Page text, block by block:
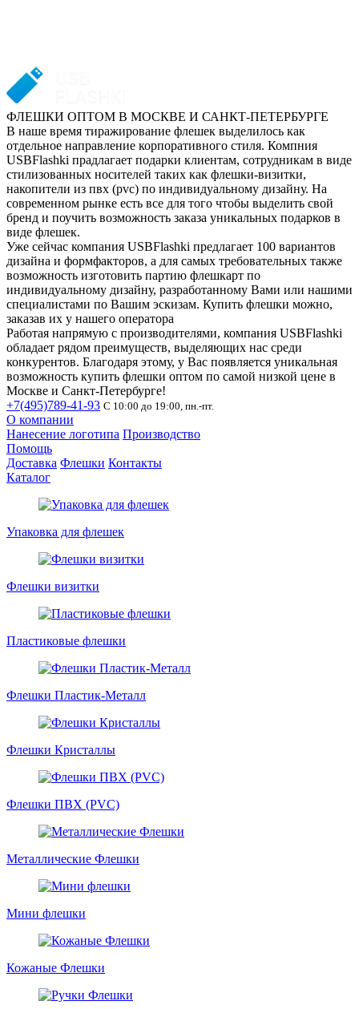
ФЛЕШКИ ОПТОМ В МОСКВЕ И САНКТ-ПЕТЕРБУРГЕ
В наше время тиражирование флешек выделилось как
отдельное направление корпоративного стиля. Компния
USBFlashki прадлагает подарки клиентам, сотрудникам в виде
стилизованных носителей таких как флешки-визитки,
накопители из пвх (pvc) по индивидуальному дизайну. На
современном рынке есть все для того чтобы выделить свой
бренд и поучить возможность заказа уникальных подарков в
виде флешек.
Уже сейчас компания USBFlashki предлагает 100 вариантов
дизайна и формфакторов, а для самых требовательных также
возможность изготовить партию флешкарт по
индивидуальному дизайну, разработанному Вами или нашими
специалистами по Вашим эскизам. Купить флешки можно,
заказав их у нашего оператора
Работая напрямую с производителями, компания USBFlashki
обладает рядом преимуществ, выделяющих нас среди
конкурентов. Благодаря этому, у Вас появляется уникальная
возможность купить флешки оптом по самой низкой цене в
Москве и Санкт-Петербурге!
+7(495)789-41-93 С 10:00 до 19:00, пн.-пт.
О компании
Нанесение логотипа Производство
Помощь
Доставка Флешки Контакты
Каталог
Упаковка для флешек
Флешки визитки
Пластиковые флешки
Флешки Пластик-Металл
Флешки Кристаллы
Флешки ПВХ (PVC)
Металлические Флешки
Мини флешки
Кожаные Флешки